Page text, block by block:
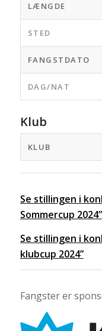
LÆNGDE
STED
FANGSTDATO
DAG/NAT
Klub
KLUB
Se stillingen i
Sommercup 2024”
Se stillingen i
klubcup 2024”
Fangster er